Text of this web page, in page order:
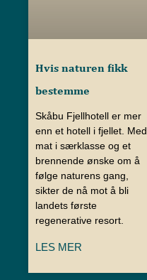
Hvis naturen fikk
bestemme
Skåbu Fjellhotell er mer
enn et hotell i fjellet. Med
mat i særklasse og et
brennende ønske om å
følge naturens gang,
sikter de nå mot å bli
landets første
regenerative resort.
LES MER